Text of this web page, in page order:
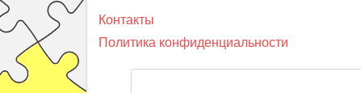
Контакты
Политика конфиденциальности